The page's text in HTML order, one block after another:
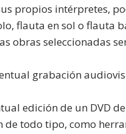
propios intérpretes,
flauta en sol o flauta
obras seleccionadas
grabación
edición de un DVD
todo tipo, como